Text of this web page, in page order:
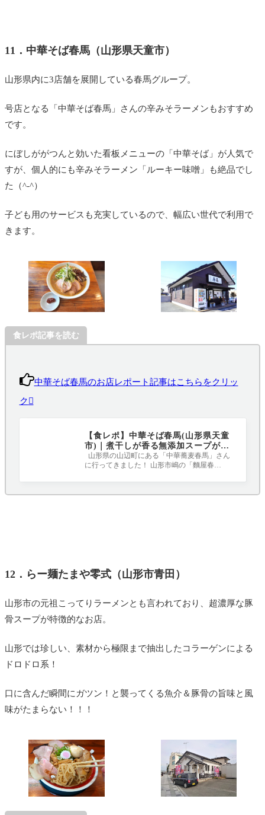
11．中華そば春馬（山形県天童市）
山形県内に3店舗を展開している春馬グループ。
号店となる「中華そば春馬」さんの辛みそラーメンもおすすめ
です。
にぼしががつんと効いた看板メニューの「中華そば」が人気で
すが、個人的にも辛みそラーメン「ルーキー味噌」も絶品でし
た（^-^）
子ども用のサービスも充実しているので、幅広い世代で利用で
きます。
食レポ記事を読む
中華そば春馬のお店レポート記事はこちらをクリッ
ク
【食レポ】中華そば春馬(山形県天童
市)｜煮干しが香る無添加スープが人
気のお店
山形県の山辺町にある「中華蕎麦春馬」さん
に行ってきました！ 山形市嶋の「麵屋春
12．らー麺たまや零式（山形市青田）
山形市の元祖こってりラーメンとも言われており、超濃厚な豚
骨スープが特徴的なお店。
山形では珍しい、素材から極限まで抽出したコラーゲンによる
ドロドロ系！
口に含んだ瞬間にガツン！と襲ってくる魚介＆豚骨の旨味と風
味がたまらない！！！